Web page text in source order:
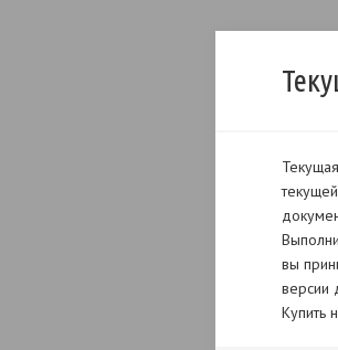
вы
версии
Купить